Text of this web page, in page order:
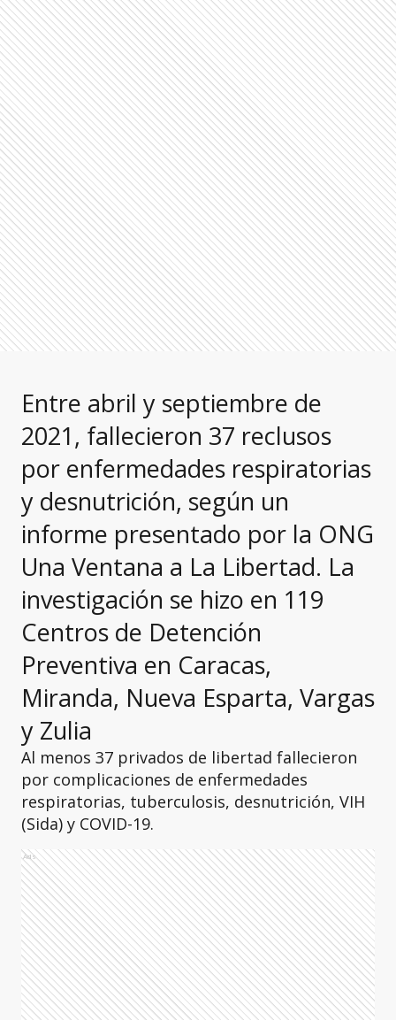
Entre abril y septiembre de
2021, fallecieron 37 reclusos
por enfermedades respiratorias
y desnutrición, según un
informe presentado por la ONG
Una Ventana a La Libertad. La
investigación se hizo en 119
Centros de Detención
Preventiva en Caracas,
Miranda, Nueva Esparta, Vargas
y Zulia
Al menos 37 privados de libertad fallecieron
por complicaciones de enfermedades
respiratorias, tuberculosis, desnutrición, VIH
(Sida) y COVID-19.
Ads